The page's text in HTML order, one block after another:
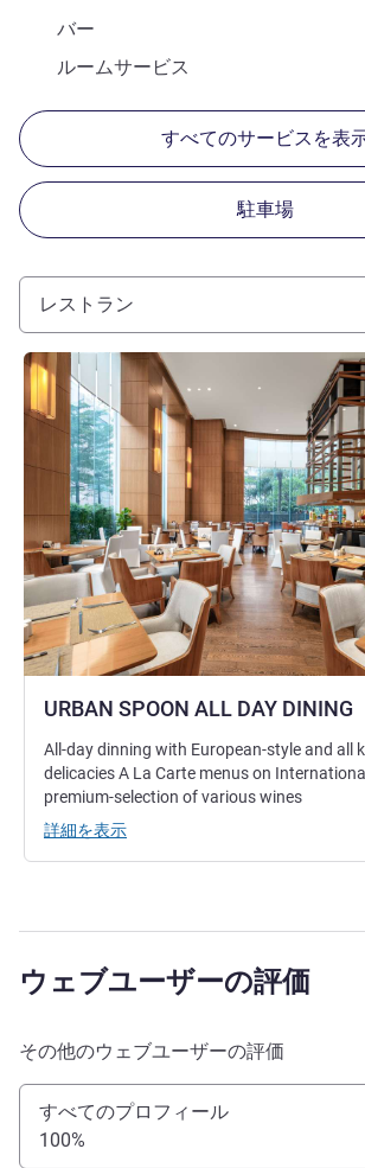
バー
ルームサービス
すべてのサービスを表
駐車場
レストラン
URBAN SPOON ALL DAY DINING
詳細を表示
All-day dinning with European-style and all
delicacies A La Carte menus on
premium-selection of various wines
詳細を表示
ウェブユーザーの評価
その他のウェブユーザーの評価
すべてのプロフィール
100%